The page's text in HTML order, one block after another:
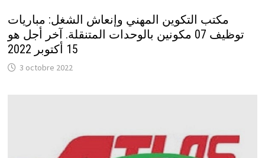
مكتب التكوين المهني وإنعاش الشغل: مباريات
توظيف 07 مكونين بالوحدات المتنقلة. آخر أجل هو
15 أكتوبر 2022
3 octobre 2022